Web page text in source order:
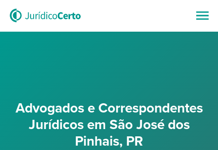
Advogados e Correspondentes
Jurídicos em São José dos
Pinhais, PR